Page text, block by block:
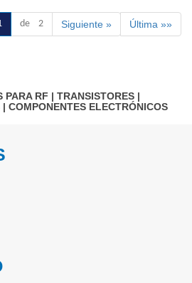
de 2 Siguiente » Última »»
PARA RF | TRANSISTORES |
| COMPONENTES ELECTRÓNICOS